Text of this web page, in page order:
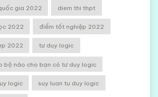
gia 2022 diem thi thpt
2022 điểm tốt nghiệp 2022
2022 tư duy logic
bộ não cho bạn có tư duy logic
logic suy luan tu duy logic